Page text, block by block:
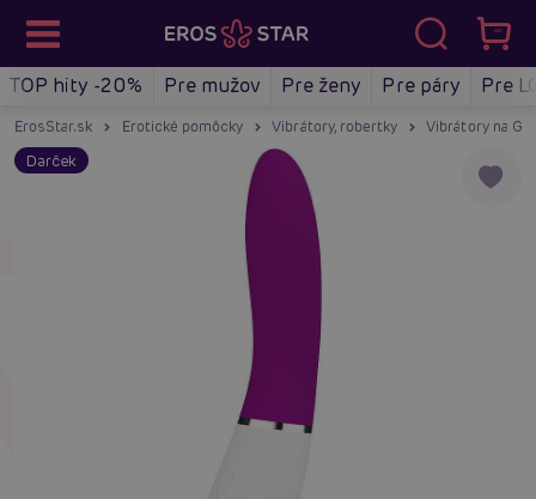
TOP hity -20% Pre mužov Pre ženy Pre páry Pre
ErosStar.sk Erotické pomôcky Vibrátory, robertky Vibrátory na G-
Darček